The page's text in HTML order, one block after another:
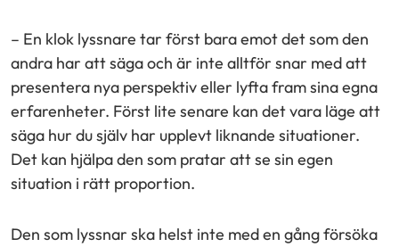
– En klok lyssnare tar först bara emot det som den
andra har att säga och är inte alltför snar med att
presentera nya perspektiv eller lyfta fram sina egna
erfarenheter. Först lite senare kan det vara läge att
säga hur du själv har upplevt liknande situationer.
Det kan hjälpa den som pratar att se sin egen
situation i rätt proportion.
Den som lyssnar ska helst inte med en gång försöka